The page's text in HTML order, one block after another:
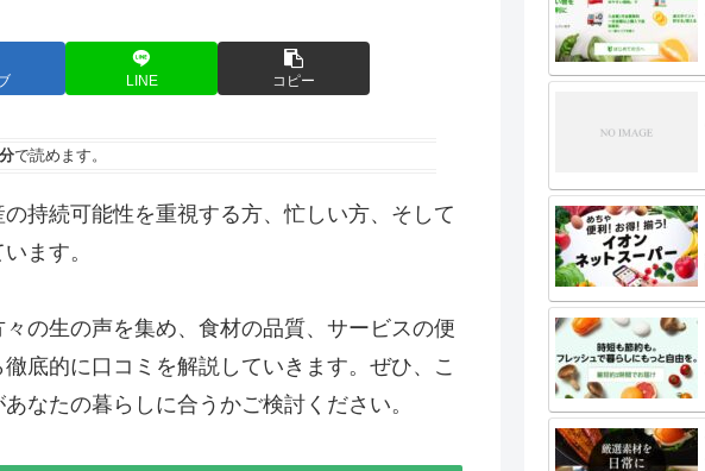
LINE コピー
で読めます。
持続可能性を重視する方、忙しい方、そして
ます。
の生の声を集め、食材の品質、サービスの便
底的に口コミを解説していきます。ぜひ、こ
なたの暮らしに合うかご検討ください。